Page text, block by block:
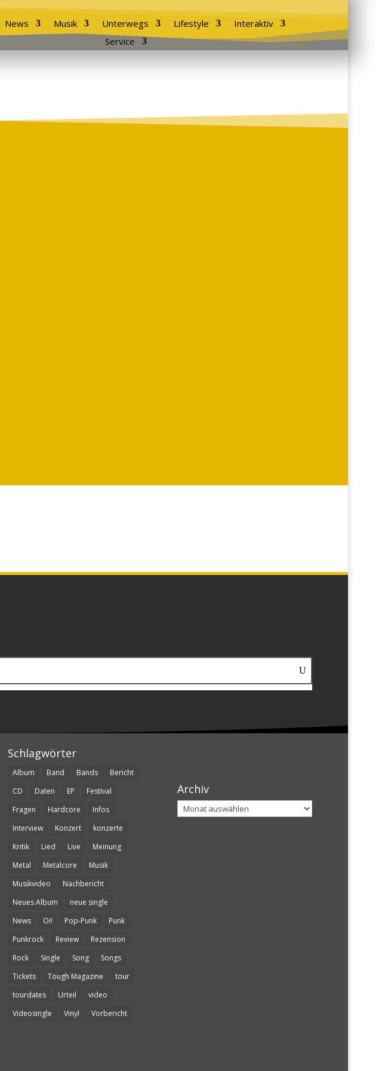
News Musik Unterwegs Lifestyle
Interaktiv
Service
Schlagwörter
Album Band Bands
Bericht
CD
Daten EP
Festival
Fragen
Hardcore
Infos
Interview
Konzert
konzerte
Kritik
Lied Live
Meinung
Metal
Metalcore
Musik
Musikvideo
Nachbericht
Neues Album
neue single
News
Oi! Pop-Punk
Punk
Punkrock
Review
Rezension
Rock
Single Song
Songs
Tickets
Tough Magazine
tour
tourdates
Urteil
video
Videosingle
Vinyl Vorbericht
Archiv
Archiv